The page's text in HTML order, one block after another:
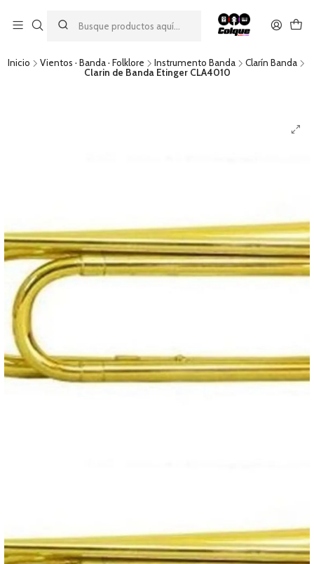
descuento por pago con transferencia bancaria
por una compra mínima de $49.990. Este descuento no es
acumulable a otras promociones ni aplicable a gastos de envío.
Inicio Vientos · Banda · Folklore Instrumento Banda
Clarín Banda
Clarin de Banda Etinger CLA4010